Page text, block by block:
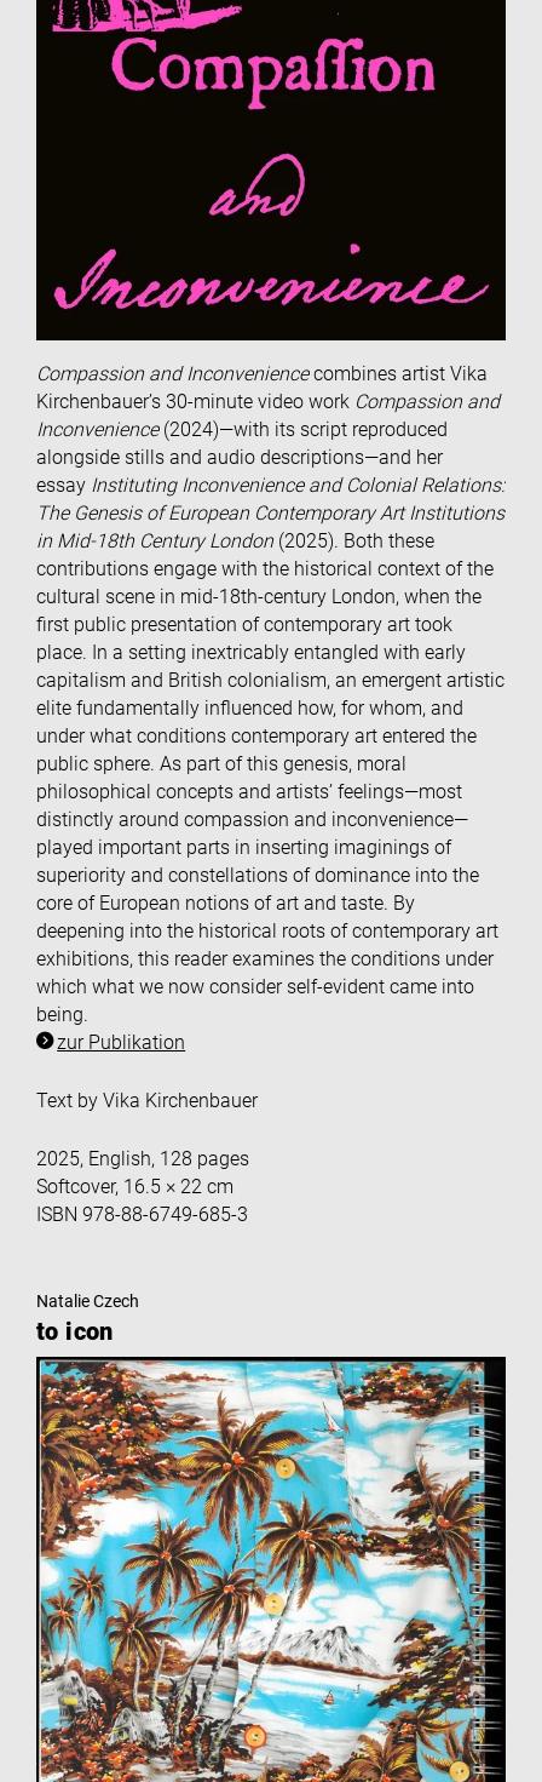
Compassion and Inconveniencecombines artist Vika
Kirchenbauer’s 30-minute video work Compassion and
Inconvenience(2024)—with its script reproduced
alongside stills and audio descriptions—and her
essay Instituting Inconvenience and Colonial Relations:
The Genesis of European Contemporary Art Institutions
in Mid-18th Century London (2025). Both these
contributions engage with the historical context of the
cultural scene in mid-18th-century London, when the
first public presentation of contemporary art took
place. In a setting inextricably entangled with early
capitalism and British colonialism, an emergent artistic
elite fundamentally influenced how, for whom, and
under what conditions contemporary art entered the
public sphere. As part of this genesis, moral
philosophical concepts and artists’ feelings—most
distinctly around compassion and inconvenience—
played important parts in inserting imaginings of
superiority and constellations of dominance into the
core of European notions of art and taste. By
deepening into the historical roots of contemporary art
exhibitions, this reader examines the conditions under
which what we now consider self-evident came into
being.
zur Publikation
Text by Vika Kirchenbauer
2025, English, 128 pages
Softcover, 16.5 × 22 cm
ISBN 978-88-6749-685-3
Natalie Czech
to icon